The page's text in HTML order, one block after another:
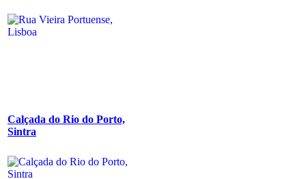
Calçada do Rio do Porto,
Sintra